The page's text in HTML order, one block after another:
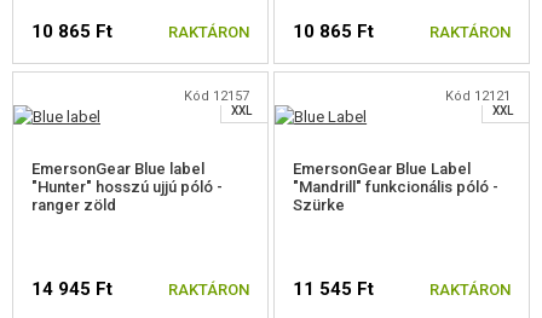
10 865 Ft RAKTÁRON
VÁLASSZON MÉRETET
10 865 Ft RAKTÁRON
VÁLASSZON MÉRETET
Kód 12157
XXL
EmersonGear Blue label
"Hunter" hosszú ujjú póló -
ranger zöld
14 945 Ft RAKTÁRON
Kód 12121
XXL
EmersonGear Blue Label
"Mandrill" funkcionális póló -
Szürke
11 545 Ft RAKTÁRON
L